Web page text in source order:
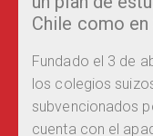
Chile como en
Fundado el 3 de
los colegios
subvencionados
cuenta con el